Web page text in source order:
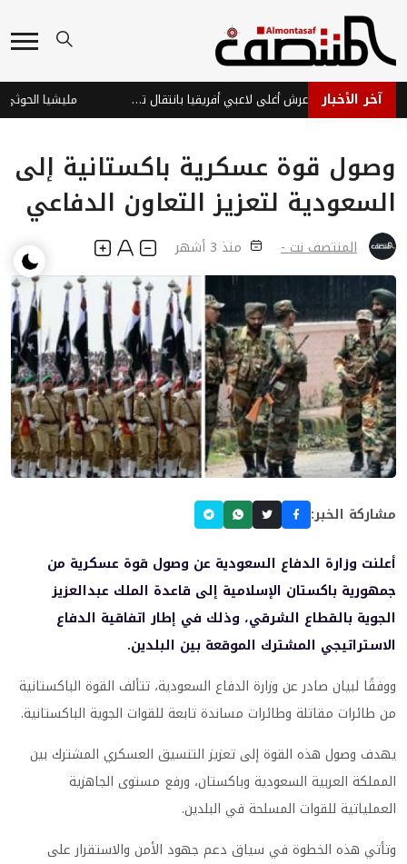
آخر الأخبار ديوماندي يتربع على عرش أغلى لاعبي أفريقيا بانتقال تاريخي لريال مدريد
وصول قوة عسكرية باكستانية إلى
السعودية لتعزيز التعاون الدفاعي
المنتصف نت - منذ 3 أشهر
مشاركة الخبر:
أعلنت وزارة الدفاع السعودية عن وصول قوة عسكرية من
جمهورية باكستان الإسلامية إلى قاعدة الملك عبدالعزيز
الجوية بالقطاع الشرقي، وذلك في إطار اتفاقية الدفاع
الاستراتيجي المشترك الموقعة بين البلدين.
ووفقًا لبيان صادر عن وزارة الدفاع السعودية، تتألف القوة الباكستانية
من طائرات مقاتلة وطائرات مساندة تابعة للقوات الجوية الباكستانية.
يهدف وصول هذه القوة إلى تعزيز التنسيق العسكري المشترك بين
المملكة العربية السعودية وباكستان، ورفع مستوى الجاهزية
العملياتية للقوات المسلحة في البلدين.
وتأتي هذه الخطوة في سياق دعم جهود الأمن والاستقرار على